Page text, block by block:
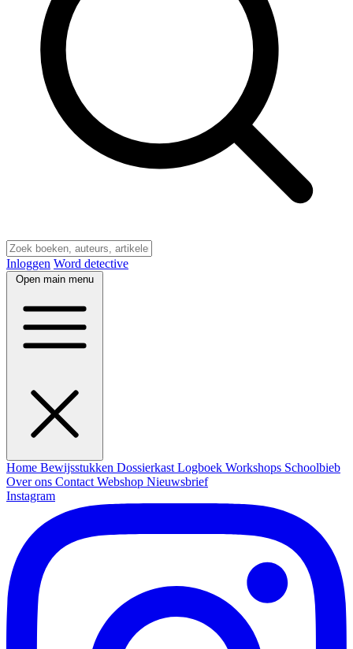
Inloggen Word detective
Open main menu
Home Bewijsstukken Dossierkast Logboek Workshops Schoolbieb
Over ons Contact Webshop Nieuwsbrief
Instagram